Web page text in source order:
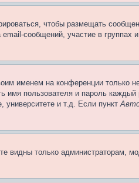
чтобы размещать
сообщений, участие в группах
именем на конференции только
имя пользователя и пароль
университете и т.д. Если пункт
видны только администраторам,